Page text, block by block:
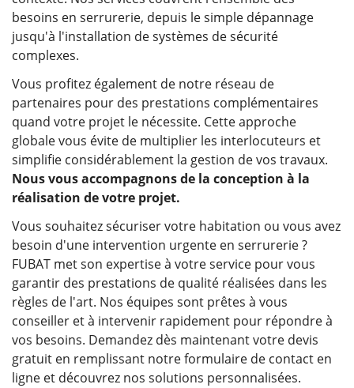
besoins en serrurerie, depuis le simple dépannage
jusqu'à l'installation de systèmes de sécurité
complexes.
Vous profitez également de notre réseau de
partenaires pour des prestations complémentaires
quand votre projet le nécessite. Cette approche
globale vous évite de multiplier les interlocuteurs et
simplifie considérablement la gestion de vos travaux.
Nous vous accompagnons de la conception à la
réalisation de votre projet.
Vous souhaitez sécuriser votre habitation ou vous avez
besoin d'une intervention urgente en serrurerie ?
FUBAT met son expertise à votre service pour vous
garantir des prestations de qualité réalisées dans les
règles de l'art. Nos équipes sont prêtes à vous
conseiller et à intervenir rapidement pour répondre à
vos besoins. Demandez dès maintenant votre devis
gratuit en remplissant notre formulaire de contact en
ligne et découvrez nos solutions personnalisées.